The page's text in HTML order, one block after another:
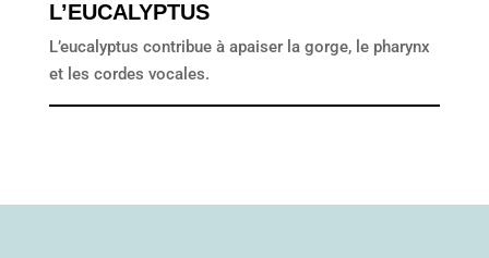
L’EUCALYPTUS
L’eucalyptus contribue à apaiser la gorge, le pharynx
et les cordes vocales.